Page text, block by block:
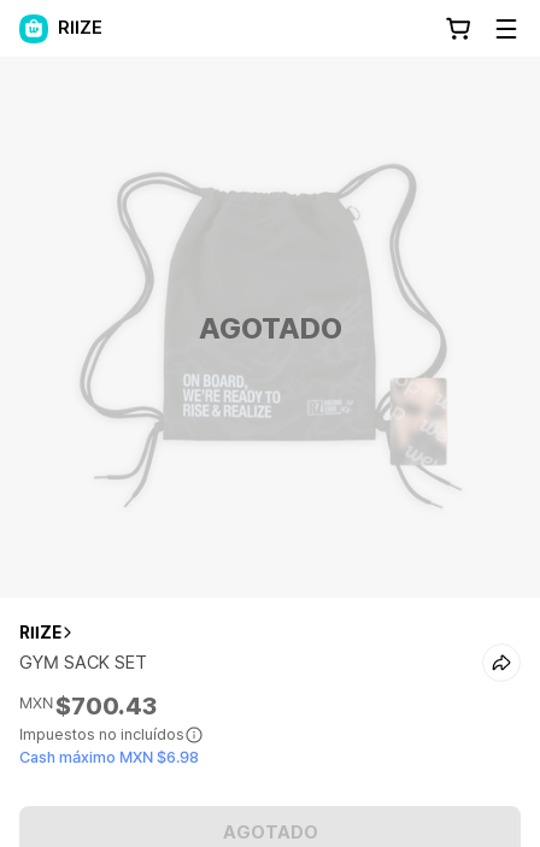
RIIZE
AGOTADO
RIIZE
GYM SACK SET
MXN$700.43
Impuestos no incluídos
Cash máximo MXN $6.98
AGOTADO